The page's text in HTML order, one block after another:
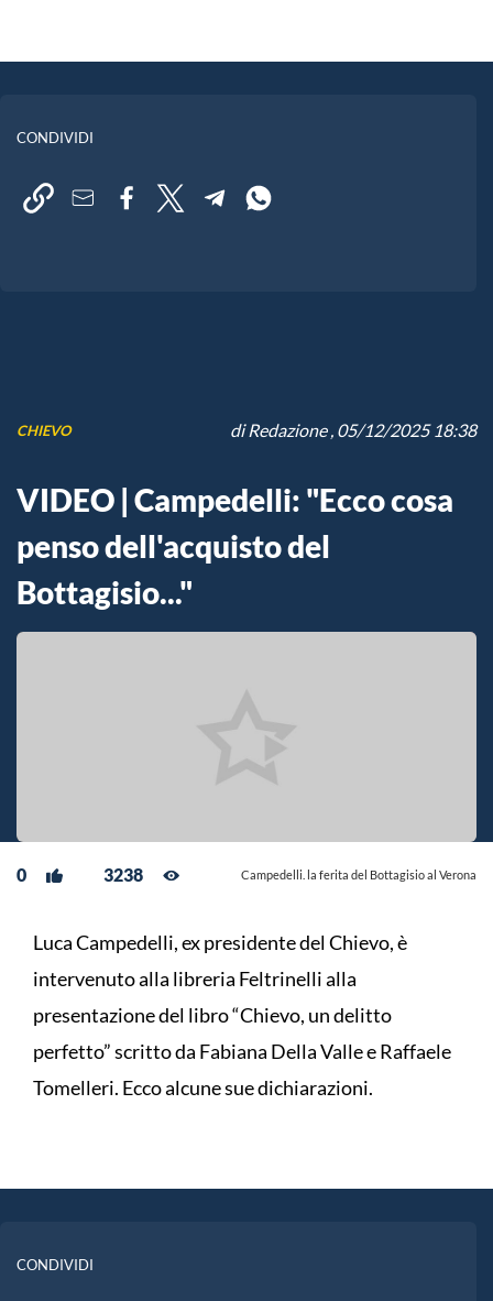
CONDIVIDI
CHIEVO diRedazione, 05/12/2025 18:38
VIDEO | Campedelli: "Ecco cosa
penso dell'acquisto del
Bottagisio..."
0 3238 Campedelli. la ferita del Bottagisio al Verona
Luca Campedelli, ex presidente del Chievo, è
intervenuto alla libreria Feltrinelli alla
presentazione del libro “Chievo, un delitto
perfetto” scritto da Fabiana Della Valle e Raffaele
Tomelleri. Ecco alcune sue dichiarazioni.
CONDIVIDI